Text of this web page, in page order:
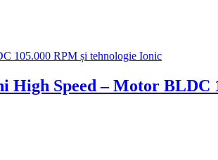
Speed – Motor BLDC